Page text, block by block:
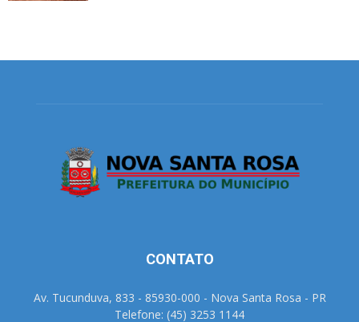
CONTATO
Av. Tucunduva, 833 - 85930-000 - Nova Santa Rosa - PR
Telefone: (45) 3253 1144